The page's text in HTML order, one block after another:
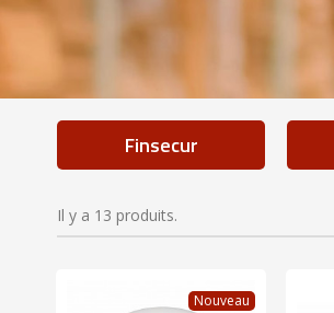
finsecur
Il y a 13 produits.
Nouveau